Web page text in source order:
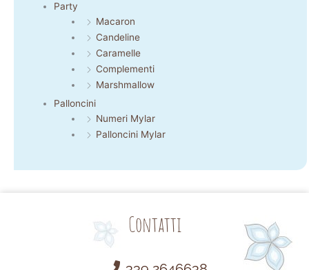
Party
Macaron
Candeline
Caramelle
Complementi
Marshmallow
Palloncini
Numeri Mylar
Palloncini Mylar
Contatti